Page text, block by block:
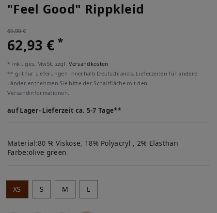
"Feel Good" Rippkleid
89,90 €
62,93 €*
* inkl. ges. MwSt. zzgl. Versandkosten
** gilt für Lieferungen innerhalb Deutschlands, Lieferzeiten für andere
Länder entnehmen Sie bitte der Schaltfläche mit den
Versandinformationen.
auf Lager- Lieferzeit ca. 5-7 Tage**
Material:80 % Viskose, 18% Polyacryl , 2% Elasthan
Farbe:olive green
XS S M L